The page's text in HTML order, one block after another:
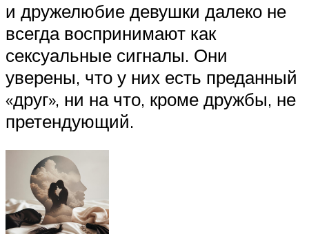
и дружелюбие девушки далеко не
всегда воспринимают как
сексуальные сигналы. Они
уверены, что у них есть преданный
«друг», ни на что, кроме дружбы, не
претендующий.